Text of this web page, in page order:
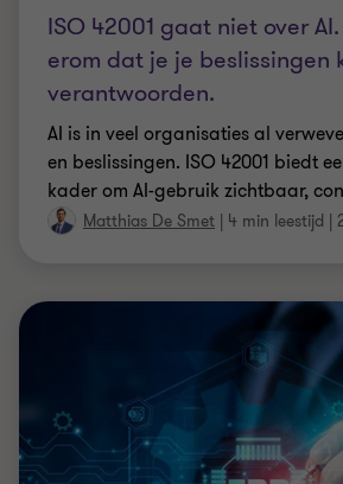
ISO 42001 gaat niet over
erom dat je je beslissingen
verantwoorden.
AI is in veel organisaties al
en beslissingen. ISO 42001 biedt
kader om AI-gebruik zichtbaar,
Matthias De Smet | 4 min leestijd |